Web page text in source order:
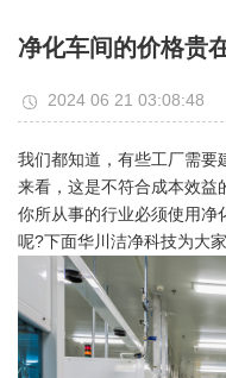
无尘车间
净化车间的价格贵
2024 06 21 03:08:48
我们都知道，有些工厂需要
来看，这是不符合成本效益
你所从事的行业必须使用净
呢?下面华川洁净科技为大